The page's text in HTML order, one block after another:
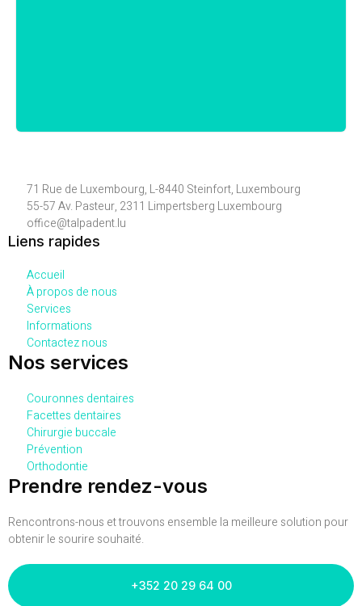
71 Rue de Luxembourg, L-8440 Steinfort, Luxembourg
55-57 Av. Pasteur, 2311 Limpertsberg Luxembourg
office@talpadent.lu
Liens rapides
Accueil
À propos de nous
Services
Informations
Contactez nous
Nos services
Couronnes dentaires
Facettes dentaires
Chirurgie buccale
Prévention
Orthodontie
Prendre rendez-vous
Rencontrons-nous et trouvons ensemble la meilleure solution pour
obtenir le sourire souhaité.
+352 20 29 64 00